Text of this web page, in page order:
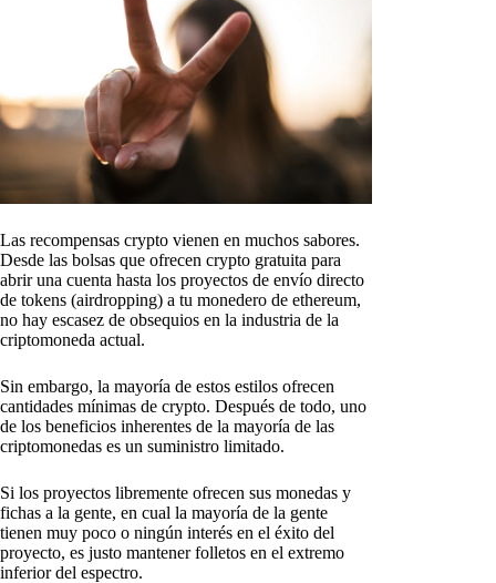
Las recompensas crypto vienen en muchos sabores.
Desde las bolsas que ofrecen crypto gratuita para
abrir una cuenta hasta los proyectos de envío directo
de tokens (airdropping) a tu monedero de ethereum,
no hay escasez de obsequios en la industria de la
criptomoneda actual.
Sin embargo, la mayoría de estos estilos ofrecen
cantidades mínimas de crypto. Después de todo, uno
de los beneficios inherentes de la mayoría de las
criptomonedas es un suministro limitado.
Si los proyectos libremente ofrecen sus monedas y
fichas a la gente, en cual la mayoría de la gente
tienen muy poco o ningún interés en el éxito del
proyecto, es justo mantener folletos en el extremo
inferior del espectro.